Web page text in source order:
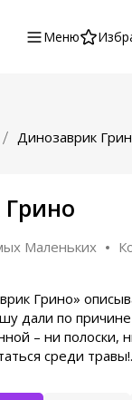
Меню
Динозаврик
Маленьких
Грино»
дали по
– ни полоски,
среди